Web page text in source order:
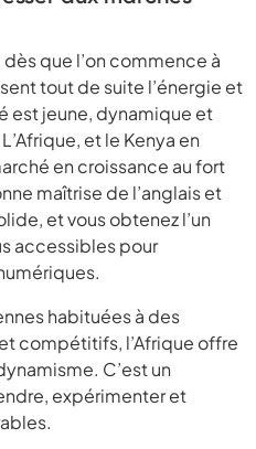
que l’on commence à
tout de suite l’énergie et
est jeune, dynamique et
et le Kenya en
en croissance au fort
maîtrise de l’anglais et
et vous obtenez l’un
accessibles pour
habituées à des
compétitifs, l’Afrique offre
C’est un
expérimenter et